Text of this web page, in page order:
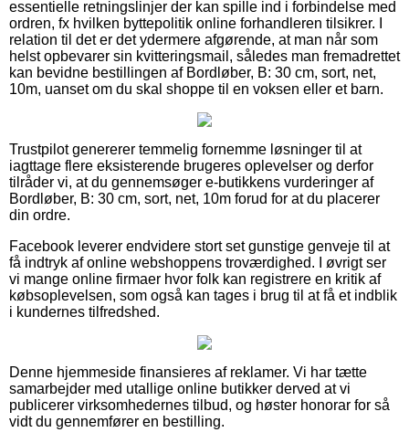
essentielle retningslinjer der kan spille ind i forbindelse med
ordren, fx hvilken byttepolitik online forhandleren tilsikrer. I
relation til det er det ydermere afgørende, at man når som
helst opbevarer sin kvitteringsmail, således man fremadrettet
kan bevidne bestillingen af Bordløber, B: 30 cm, sort, net,
10m, uanset om du skal shoppe til en voksen eller et barn.
Trustpilot genererer temmelig fornemme løsninger til at
iagttage flere eksisterende brugeres oplevelser og derfor
tilråder vi, at du gennemsøger e-butikkens vurderinger af
Bordløber, B: 30 cm, sort, net, 10m forud for at du placerer
din ordre.
Facebook leverer endvidere stort set gunstige genveje til at
få indtryk af online webshoppens troværdighed. I øvrigt ser
vi mange online firmaer hvor folk kan registrere en kritik af
købsoplevelsen, som også kan tages i brug til at få et indblik
i kundernes tilfredshed.
Denne hjemmeside finansieres af reklamer. Vi har tætte
samarbejder med utallige online butikker derved at vi
publicerer virksomhedernes tilbud, og høster honorar for så
vidt du gennemfører en bestilling.